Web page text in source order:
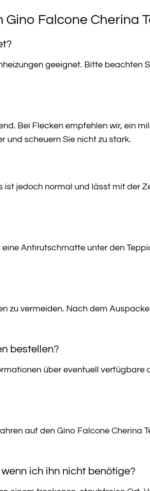
Falcone Cherina
geeignet. Bitte beachten
Bei Flecken empfehlen wir, ein
und scheuern Sie nicht zu stark.
ist jedoch normal und lässt mit der
Antirutschmatte unter den
zu vermeiden. Nach dem
bestellen?
über eventuell verfügbare
auf den Gino Falcone Cherina
ich ihn nicht benötige?